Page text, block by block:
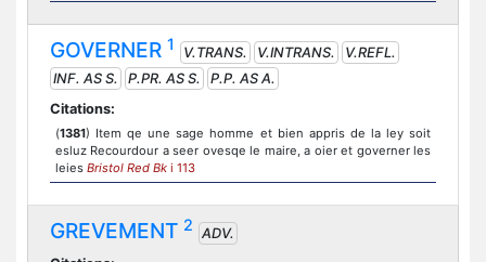
GOVERNER 1 V.TRANS. V.INTRANS.
V.REFL.
INF. AS S.
P.PR. AS S.
P.P. AS A.
Citations:
(1381) Item qe une sage homme et bien appris de la ley soit
esluz Recourdour a seer ovesqe le maire, a oier et governer les
leies Bristol Red Bk i 113
GREVEMENT 2 ADV.